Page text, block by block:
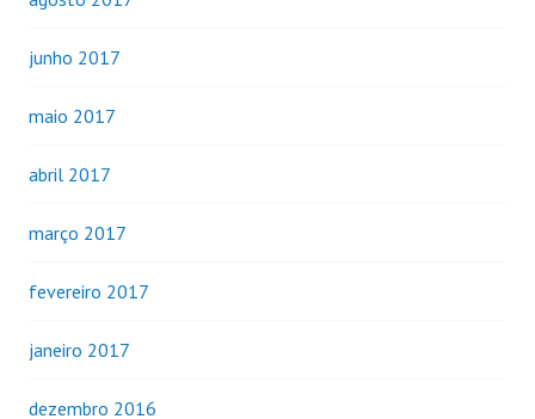
junho 2017
maio 2017
abril 2017
março 2017
fevereiro 2017
janeiro 2017
dezembro 2016